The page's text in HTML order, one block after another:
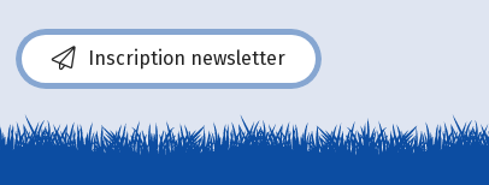
Inscription newsletter